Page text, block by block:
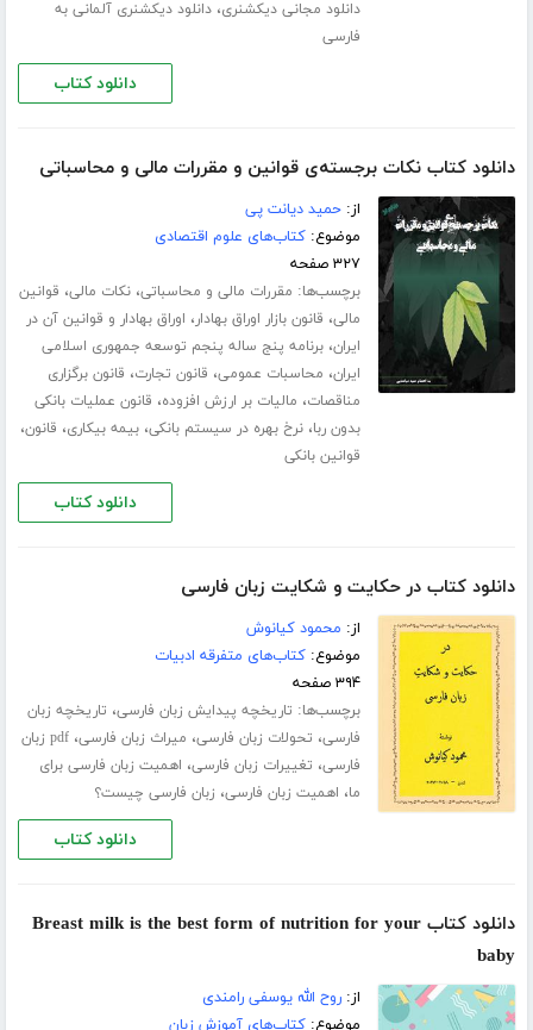
دانلود مجانی دیکشنری،دانلود دیکشنری آلمانی به
فارسی
دانلود کتاب
دانلود کتاب نکات برجسته‌ی قوانین و مقررات مالی و محاسباتی
از:حمید دیانت پی
موضوع:کتاب‌های علوم اقتصادی
۳۲۷ صفحه
برچسب‌ها: مقررات مالی و محاسباتی،نکات مالی، قوانین
مالی، قانون بازار اوراق بهادار، اوراق بهادار و قوانین آن در
ایران،برنامه پنج ساله پنجم توسعه جمهوری اسلامی
ایران، محاسبات عمومی، قانون تجارت، قانون برگزاری
مناقصات، مالیات بر ارزش افزوده، قانون عملیات بانکی
بدون ربا،نرخ بهره در سیستم بانکی،بیمه بیکاری، قانون،
قوانین بانکی
دانلود کتاب
دانلود کتاب در حکایت و شکایت زبان فارسی
از: محمود کیانوش
موضوع:کتاب‌های متفرقه ادبیات
۳۹۴ صفحه
برچسب‌ها: تاریخچه پیدایش زبان فارسی، تاریخچه زبان
فارسی، تحولات زبان فارسی، میراث زبان فارسی،
pdf زبان
فارسی، تغییرات زبان فارسی، اهمیت زبان فارسی برای
ما، اهمیت زبان فارسی، زبان فارسی چیست؟
دانلود کتاب
دانلود کتاب Breast milk is the best form of nutrition for your
baby
از:روح الله یوسفی رامندی
موضوع:کتاب‌های آموزش زبان